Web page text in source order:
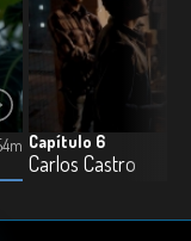
Capítulo 6
Carlos Castro